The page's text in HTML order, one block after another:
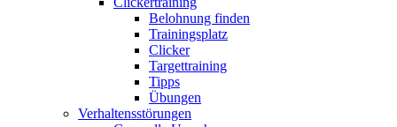
Belohnung finden
Trainingsplatz
Clicker
Targettraining
Tipps
Übungen
Verhaltensstörungen